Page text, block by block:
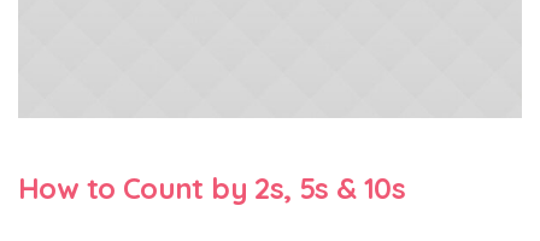
How to Count by 2s, 5s & 10s